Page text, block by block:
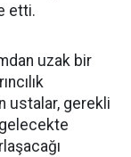
etti.
uzak bir
ustalar, gerekli